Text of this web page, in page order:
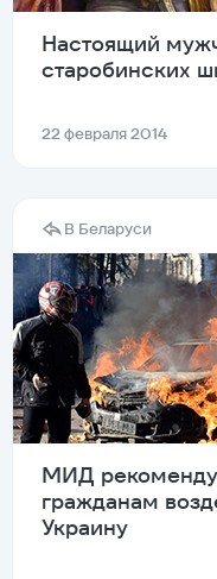
Настоящий
старобинских
22 февраля 2014
В Беларуси
МИД
гражданам
Украину